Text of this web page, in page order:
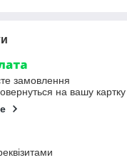
замовлення
на вашу картку